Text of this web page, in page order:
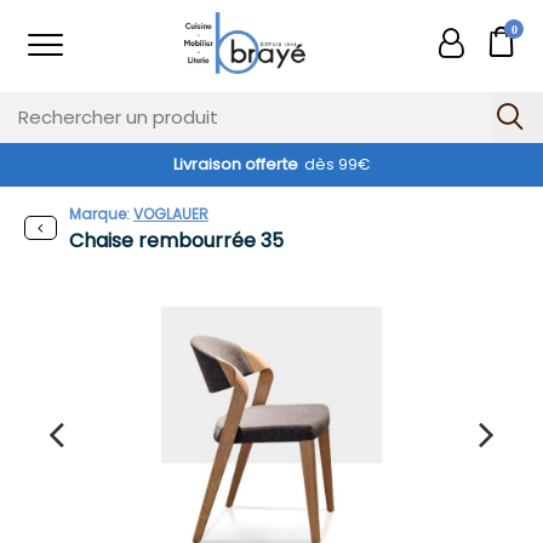
0
Livraison offerte dès 99€
Chaise rembourrée 35
Marque:VOGLAUER